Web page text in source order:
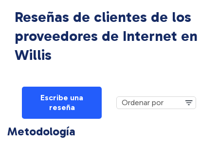
Reseñas de clientes de los
proveedores de Internet en
Willis
Escribe una
reseña
Metodología